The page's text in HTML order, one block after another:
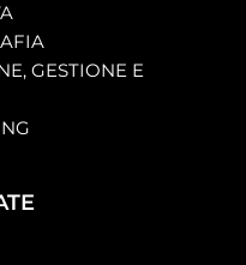
GESTIONE E